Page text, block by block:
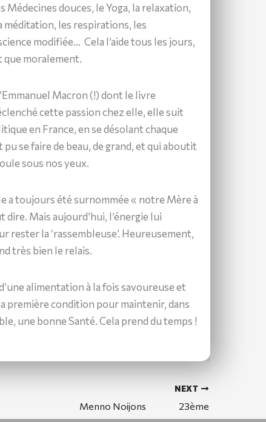
Médecines douces, le Yoga, la relaxation,
méditation, les respirations, les
modifiée… Cela l’aide tous les jours,
moralement.
Macron (!) dont le livre
cette passion chez elle, elle suit
en France, en se désolant chaque
pu se faire de beau, de grand, et qui aboutit
sous nos yeux.
a toujours été surnommée « notre Mère à
dire. Mais aujourd’hui, l’énergie lui
rester la ‘rassembleuse’. Heureusement,
très bien le relais.
alimentation à la fois savoureuse et
première condition pour maintenir, dans
une bonne Santé. Cela prend du temps !
NEXT
Menno Noijons 23ème